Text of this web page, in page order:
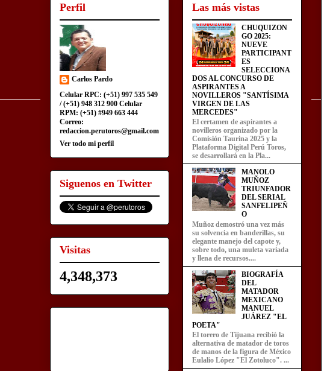
Perfil
Carlos Pardo
Celular RPC: (+51) 997 535 549
/ (+51) 948 312 900 Celular
RPM: (+51) #949 663 444
Correo:
redaccion.perutoros@gmail.com
Ver todo mi perfil
Siguenos en Twitter
Visitas
4,348,373
Las más vistas
CHUQUIZON
GO 2025:
NUEVE
PARTICIPANT
ES
SELECCIONA
DOS AL CONCURSO DE
ASPIRANTES A
NOVILLEROS "SANTÍSIMA
VIRGEN DE LAS
MERCEDES"
El certamen de aspirantes a
novilleros organizado por la
Comisión Taurina 2025 y la
Plataforma Digital Perú Toros,
se desarrollará en la Pla...
MANOLO
MUÑOZ
TRIUNFADOR
DEL SERIAL
SANFELIPEÑ
O
Muñoz demostró una vez más
su solvencia en banderillas, su
elegante manejo del capote y,
sobre todo, una muleta variada
y llena de recursos....
BIOGRAFÍA
DEL
MATADOR
MEXICANO
MANUEL
JUÁREZ "EL
POETA"
El torero de Tijuana recibió la
alternativa de matador de toros
de manos de la figura de México
Eulalio López "El Zotoluco". ...